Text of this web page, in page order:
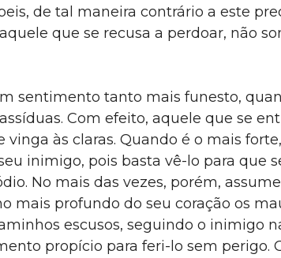
de tal maneira contrário a este
que se recusa a perdoar, não
sentimento tanto mais funesto,
Com efeito, aquele que se
vinga às claras. Quando é o mais
inimigo, pois basta vê-lo para que
No mais das vezes, porém,
mais profundo do seu coração os
escusos, seguindo o inimigo
propício para feri-lo sem perigo.